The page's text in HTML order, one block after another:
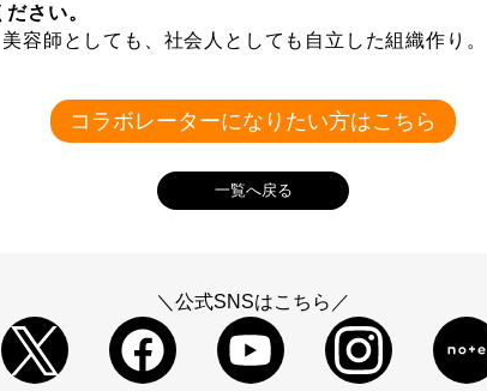
さい。
容師としても、社会人としても自立した組織作り。
コラボレーターになりたい方はこちら
一覧へ戻る
＼公式SNSはこちら／